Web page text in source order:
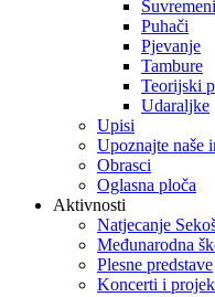
Puhači
Pjevanje
Tambure
Teorijski
Udaraljke
Upisi
Upoznajte naše
Obrasci
Oglasna ploča
Aktivnosti
Natjecanje
Međunarodna
Plesne predstave
Koncerti i